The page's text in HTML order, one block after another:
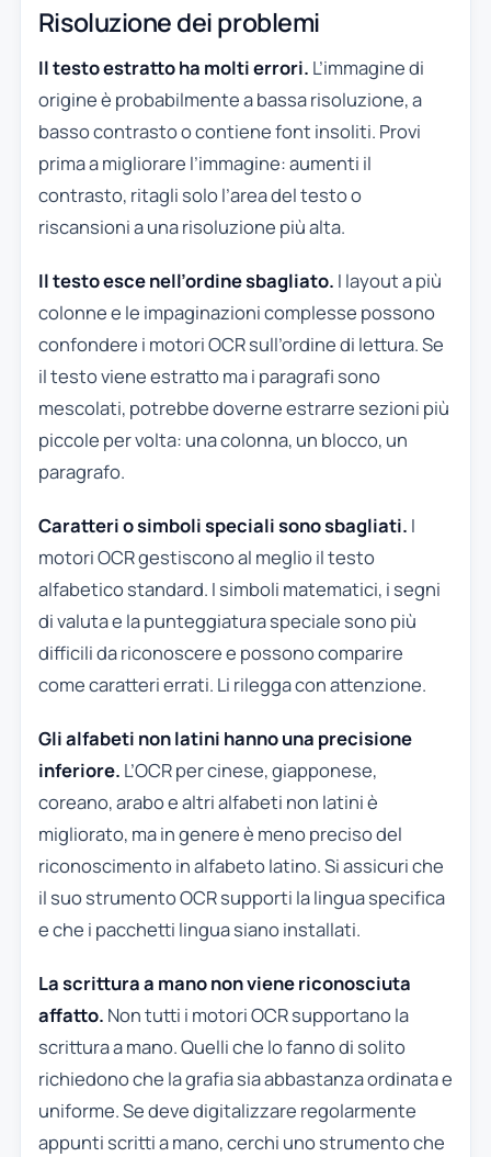
Risoluzione dei problemi
Il testo estratto ha molti errori. L’immagine di
origine è probabilmente a bassa risoluzione, a
basso contrasto o contiene font insoliti. Provi
prima a migliorare l’immagine: aumenti il
contrasto, ritagli solo l’area del testo o
riscansioni a una risoluzione più alta.
Il testo esce nell’ordine sbagliato. I layout a più
colonne e le impaginazioni complesse possono
confondere i motori OCR sull’ordine di lettura. Se
il testo viene estratto ma i paragrafi sono
mescolati, potrebbe doverne estrarre sezioni più
piccole per volta: una colonna, un blocco, un
paragrafo.
Caratteri o simboli speciali sono sbagliati. I
motori OCR gestiscono al meglio il testo
alfabetico standard. I simboli matematici, i segni
di valuta e la punteggiatura speciale sono più
difficili da riconoscere e possono comparire
come caratteri errati. Li rilegga con attenzione.
Gli alfabeti non latini hanno una precisione
inferiore. L’OCR per cinese, giapponese,
coreano, arabo e altri alfabeti non latini è
migliorato, ma in genere è meno preciso del
riconoscimento in alfabeto latino. Si assicuri che
il suo strumento OCR supporti la lingua specifica
e che i pacchetti lingua siano installati.
La scrittura a mano non viene riconosciuta
affatto. Non tutti i motori OCR supportano la
scrittura a mano. Quelli che lo fanno di solito
richiedono che la grafia sia abbastanza ordinata e
uniforme. Se deve digitalizzare regolarmente
appunti scritti a mano, cerchi uno strumento che